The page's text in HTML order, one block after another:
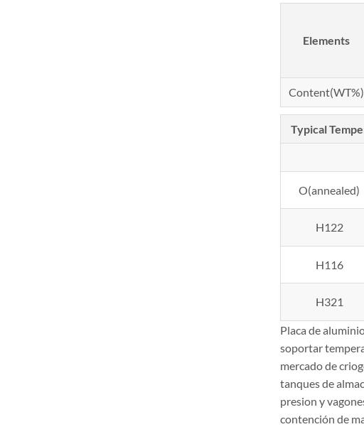
Elements
Content(WT%)
Typical
O(annealed)
H122
H116
H321
Placa de
soportar
mercado de
tanques de
presion y
contención de